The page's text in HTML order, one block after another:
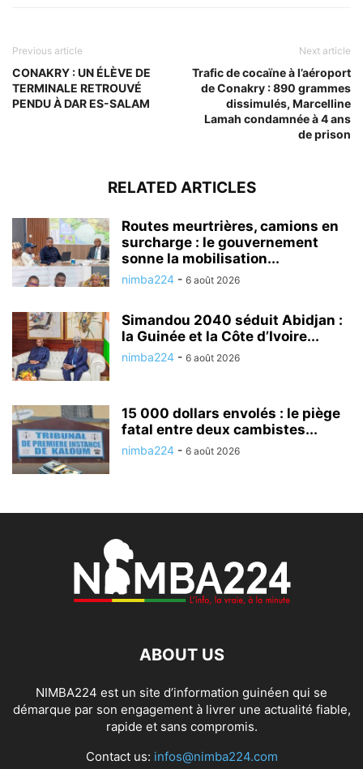
Previous article
CONAKRY : UN ÉLÈVE DE
TERMINALE RETROUVÉ
PENDU À DAR ES-SALAM
Next article
Trafic de cocaïne à l’aéroport
de Conakry : 890 grammes
dissimulés, Marcelline
Lamah condamnée à 4 ans
de prison
RELATED ARTICLES
Routes meurtrières, camions en
surcharge : le gouvernement
sonne la mobilisation...
nimba224 - 6 août 2026
Simandou 2040 séduit Abidjan :
la Guinée et la Côte d’Ivoire...
nimba224 - 6 août 2026
15 000 dollars envolés : le piège
fatal entre deux cambistes...
nimba224 - 6 août 2026
ABOUT US
NIMBA224 est un site d’information guinéen qui se
démarque par son engagement à livrer une actualité fiable,
rapide et sans compromis.
Contact us: infos@nimba224.com